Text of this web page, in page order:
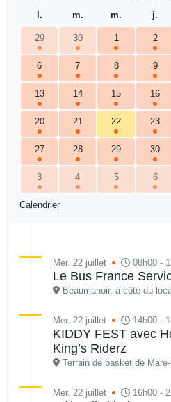
Calendrier
l.
m. m. j.
29 30 1 2
6 7 8 9
13 14 15 16
20 21 22 23
27 28 29 30
3 4 5 6
Mer. 22 juillet 08h00 -
Le Bus France
Beaumanoir, à côté du
Mer. 22 juillet 14h00 -
KIDDY FEST avec
King’s Riderz
Terrain de basket de
Mer. 22 juillet 16h00 -